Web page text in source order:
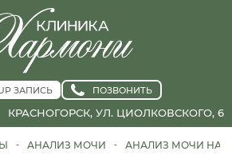
ЗАПИСЬ ПОЗВОНИТЬ
КРАСНОГОРСК, УЛ. ЦИОЛКОВСКОГО, 6
- АНАЛИЗ МОЧИ - АНАЛИЗ МОЧИ НА